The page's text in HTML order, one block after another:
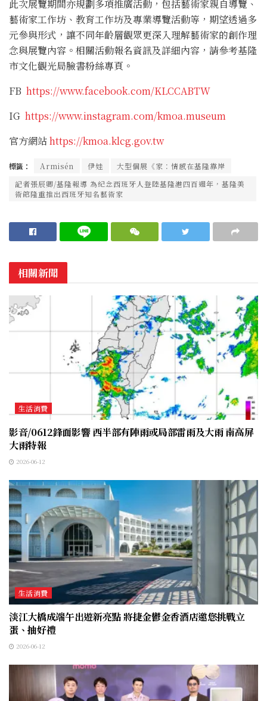
此次展覽期間亦規劃多項推廣活動，包括藝術家親自導覽、
藝術家工作坊、教育工作坊及專業導覽活動等，期望透過多
元參與形式，讓不同年齡層觀眾更深入理解藝術家的創作理
念與展覽內容。相關活動報名資訊及詳細內容，請參考基隆
市文化觀光局臉書粉絲專頁。
FB https://www.facebook.com/KLCCABTW
IG https://www.instagram.com/kmoa.museum
官方網站https://kmoa.klcg.gov.tw
標籤： Armisén 伊娃
大型個展《家：情感在基隆靠岸
記者張辰卿/基隆報導 為紀念西班牙人登陸基隆港四百週年，基隆美
術館隆重推出西班牙知名藝術家
相關新聞
生活消費
影音/0612鋒面影響 西半部有陣雨或局部雷雨及大雨 南高屏
大雨特報
2026-06-12
生活消費
淡江大橋成端午出遊新亮點 將捷金鬱金香酒店邀您挑戰立
蛋、抽好禮
2026-06-12